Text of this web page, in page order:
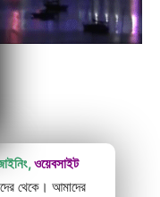
ওয়েবসাইট
থেকে। আমাদের